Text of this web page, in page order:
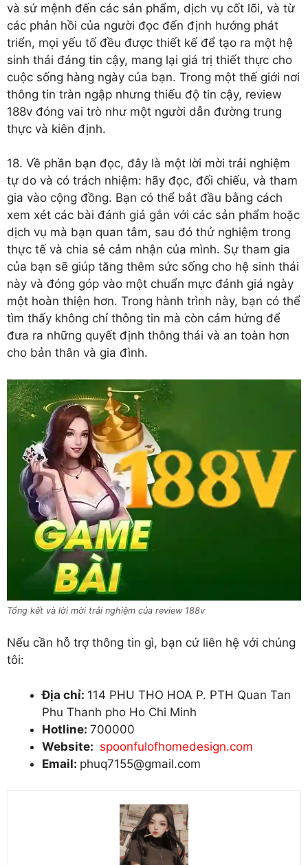
và sứ mệnh đến các sản phẩm, dịch vụ cốt lõi, và từ
các phản hồi của người đọc đến định hướng phát
triển, mọi yếu tố đều được thiết kế để tạo ra một hệ
sinh thái đáng tin cậy, mang lại giá trị thiết thực cho
cuộc sống hàng ngày của bạn. Trong một thế giới nơi
thông tin tràn ngập nhưng thiếu độ tin cậy, review
188v đóng vai trò như một người dẫn đường trung
thực và kiên định.
18. Về phần bạn đọc, đây là một lời mời trải nghiệm
tự do và có trách nhiệm: hãy đọc, đối chiếu, và tham
gia vào cộng đồng. Bạn có thể bắt đầu bằng cách
xem xét các bài đánh giá gắn với các sản phẩm hoặc
dịch vụ mà bạn quan tâm, sau đó thử nghiệm trong
thực tế và chia sẻ cảm nhận của mình. Sự tham gia
của bạn sẽ giúp tăng thêm sức sống cho hệ sinh thái
này và đóng góp vào một chuẩn mực đánh giá ngày
một hoàn thiện hơn. Trong hành trình này, bạn có thể
tìm thấy không chỉ thông tin mà còn cảm hứng để
đưa ra những quyết định thông thái và an toàn hơn
cho bản thân và gia đình.
Tổng kết và lời mời trải nghiệm của review 188v
Nếu cần hỗ trợ thông tin gì, bạn cứ liên hệ với chúng
tôi:
Địa chỉ: 114 PHU THO HOA P. PTH Quan Tan
Phu Thanh pho Ho Chi Minh
Hotline: 700000
Website: spoonfulofhomedesign.com
Email: phuq7155@gmail.com